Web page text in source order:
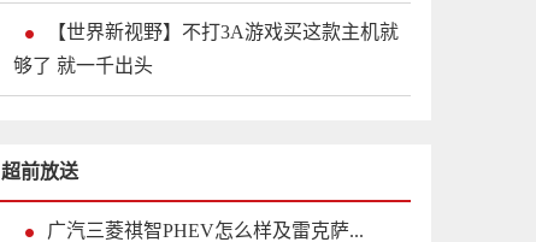
【世界新视野】不打3A游戏买这款主机就
够了 就一千出头
超前放送
广汽三菱祺智PHEV怎么样及雷克萨...